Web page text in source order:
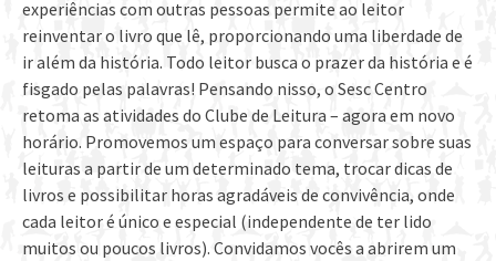
experiências com outras pessoas permite ao leitor
reinventar o livro que lê, proporcionando uma liberdade de
ir além da história. Todo leitor busca o prazer da história e é
fisgado pelas palavras! Pensando nisso, o Sesc Centro
retoma as atividades do Clube de Leitura – agora em novo
horário. Promovemos um espaço para conversar sobre suas
leituras a partir de um determinado tema, trocar dicas de
livros e possibilitar horas agradáveis de convivência, onde
cada leitor é único e especial (independente de ter lido
muitos ou poucos livros). Convidamos vocês a abrirem um